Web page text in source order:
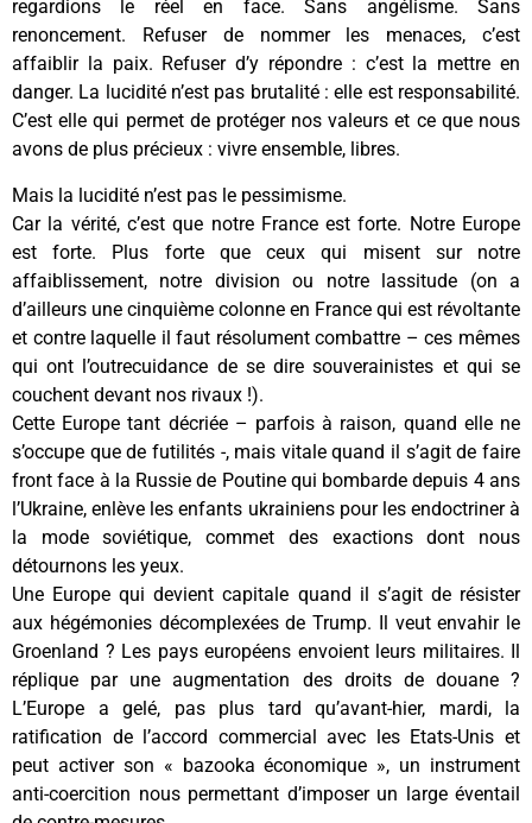
regardions le réel en face. Sans angélisme. Sans
renoncement. Refuser de nommer les menaces, c’est
affaiblir la paix. Refuser d’y répondre : c’est la mettre en
danger. La lucidité n’est pas brutalité : elle est responsabilité.
C’est elle qui permet de protéger nos valeurs et ce que nous
avons de plus précieux : vivre ensemble, libres.
Mais la lucidité n’est pas le pessimisme.
Car la vérité, c’est que notre France est forte. Notre Europe
est forte. Plus forte que ceux qui misent sur notre
affaiblissement, notre division ou notre lassitude (on a
d’ailleurs une cinquième colonne en France qui est révoltante
et contre laquelle il faut résolument combattre – ces mêmes
qui ont l’outrecuidance de se dire souverainistes et qui se
couchent devant nos rivaux !).
Cette Europe tant décriée – parfois à raison, quand elle ne
s’occupe que de futilités -, mais vitale quand il s’agit de faire
front face à la Russie de Poutine qui bombarde depuis 4 ans
l’Ukraine, enlève les enfants ukrainiens pour les endoctriner à
la mode soviétique, commet des exactions dont nous
détournons les yeux.
Une Europe qui devient capitale quand il s’agit de résister
aux hégémonies décomplexées de Trump. Il veut envahir le
Groenland ? Les pays européens envoient leurs militaires. Il
réplique par une augmentation des droits de douane ?
L’Europe a gelé, pas plus tard qu’avant-hier, mardi, la
ratification de l’accord commercial avec les Etats-Unis et
peut activer son « bazooka économique », un instrument
anti-coercition nous permettant d’imposer un large éventail